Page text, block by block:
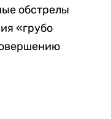
обстрелы
«грубо